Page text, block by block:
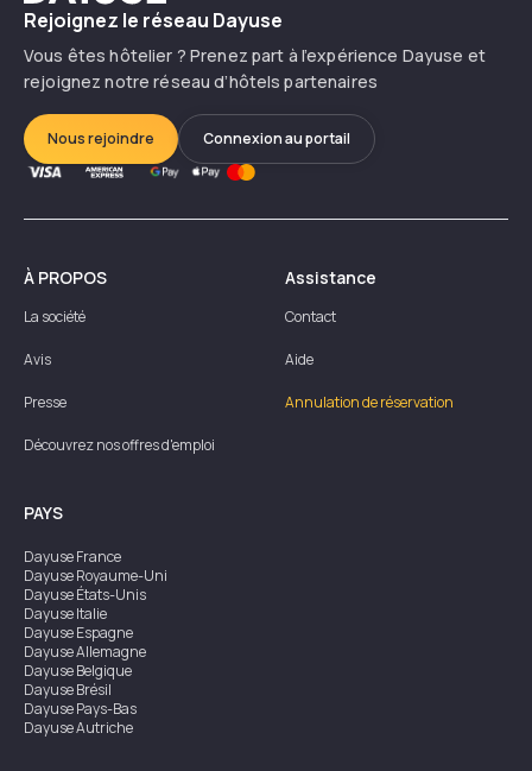
Rejoignez le réseau Dayuse
Vous êtes hôtelier ? Prenez part à l’expérience Dayuse et
rejoignez notre réseau d’hôtels partenaires
Nous rejoindre Connexion au portail
À PROPOS
La société
Avis
Presse
Découvrez nos offres d'emploi
Assistance
Contact
Aide
Annulation de réservation
PAYS
DayuseFrance
DayuseRoyaume-Uni
DayuseÉtats-Unis
DayuseItalie
DayuseEspagne
DayuseAllemagne
DayuseBelgique
DayuseBrésil
DayusePays-Bas
DayuseAutriche